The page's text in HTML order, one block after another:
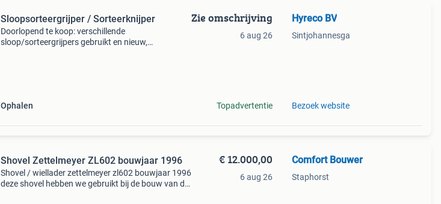
Sloopsorteergrijper / Sorteerknijper
Doorlopend te koop: verschillende
sloop/sorteergrijpers gebruikt en nieuw,
Ophalen
Zie omschrijving
6 aug 26
Topadvertentie
Hyreco BV
Sintjohannesga
Bezoek website
Shovel Zettelmeyer ZL602 bouwjaar 1996
Shovel / wiellader zettelmeyer zl602 bouwjaar 1996
deze shovel hebben we gebruikt bij de bouw van de
€ 12.000,00
6 aug 26
Comfort Bouwer
Staphorst